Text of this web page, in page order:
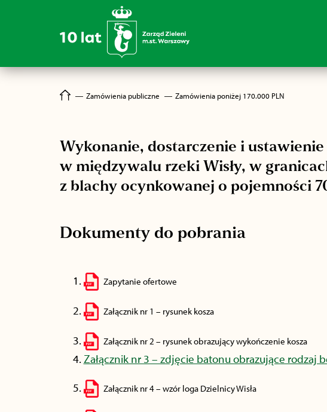
― Zamówienia publiczne ― Zamówienia poniżej 170.000 PLN
Wykonanie, dostarczenie i
w międzywalu rzeki Wisły, w
z blachy ocynkowanej o pojemności
Dokumenty do pobrania
Zapytanie ofertowe
Załącznik nr 1 – rysunek kosza
Załącznik nr 2 – rysunek obrazujący wykończenie kosza
Załącznik nr 3 – zdjęcie batonu obrazujące rodzaj
Załącznik nr 4 – wzór loga Dzielnicy Wisła